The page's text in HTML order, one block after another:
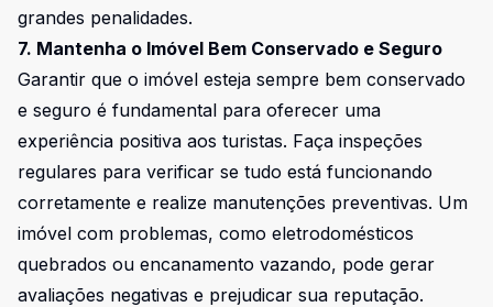
grandes penalidades.
7. Mantenha o Imóvel Bem Conservado e Seguro
Garantir que o imóvel esteja sempre bem conservado
e seguro é fundamental para oferecer uma
experiência positiva aos turistas. Faça inspeções
regulares para verificar se tudo está funcionando
corretamente e realize manutenções preventivas. Um
imóvel com problemas, como eletrodomésticos
quebrados ou encanamento vazando, pode gerar
avaliações negativas e prejudicar sua reputação.